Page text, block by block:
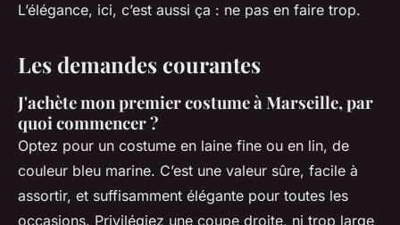
L’élégance, ici, c’est aussi ça : ne pas en faire trop.
Les demandes courantes
J'achète mon premier costume à Marseille, par
quoi commencer ?
Optez pour un costume en laine fine ou en lin, de
couleur bleu marine. C’est une valeur sûre, facile à
assortir, et suffisamment élégante pour toutes les
occasions. Privilégiez une coupe droite, ni trop large